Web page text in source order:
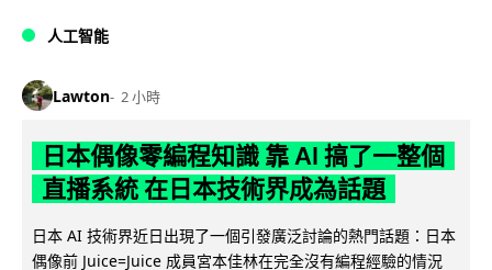
人工智能
Lawton 2 小時
日本偶像零編程知識 靠 AI 搞了一整個
直播系統 在日本技術界成為話題
日本 AI 技術界近日出現了一個引發廣泛討論的熱門話題：日本
偶像前 Juice=Juice 成員宮本佳林在完全沒有編程經驗的情況